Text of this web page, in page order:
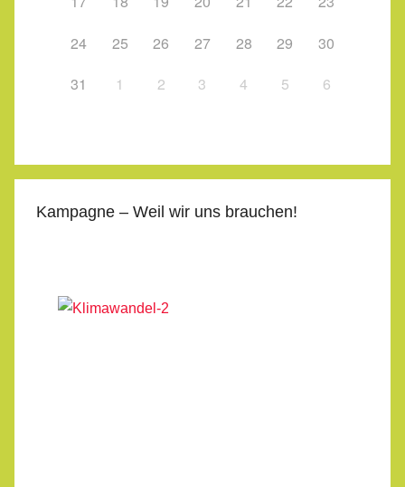
24
25 26 27 28 29
30
31
1 2 3 4 5 6
Kampagne – Weil wir uns brauchen!